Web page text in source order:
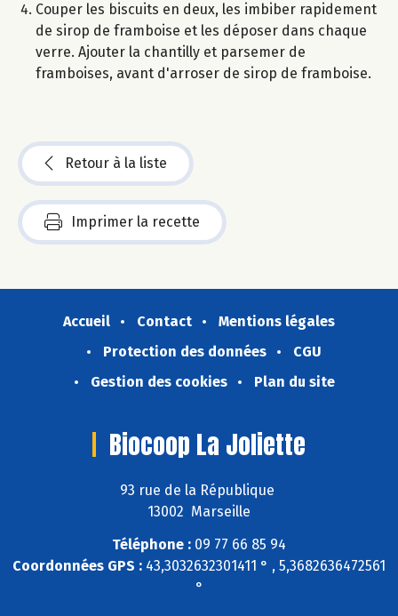
Couper les biscuits en deux, les imbiber rapidement
de sirop de framboise et les déposer dans chaque
verre. Ajouter la chantilly et parsemer de
framboises, avant d'arroser de sirop de framboise.
Retour à la liste
Imprimer la recette
Accueil Contact
Mentions légales
Protection des données
CGU
Gestion des cookies
Plan du site
Biocoop La Joliette
93 rue de la République
13002 Marseille
Téléphone : 09 77 66 85 94
Coordonnées GPS : 43,3032632301411 ° , 5,3682636472561
°